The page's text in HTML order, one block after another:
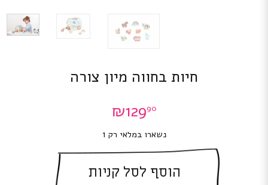
חיות בחווה מיון צורה
₪12990
נשארו במלאי רק 1
הוסף לסל קניות